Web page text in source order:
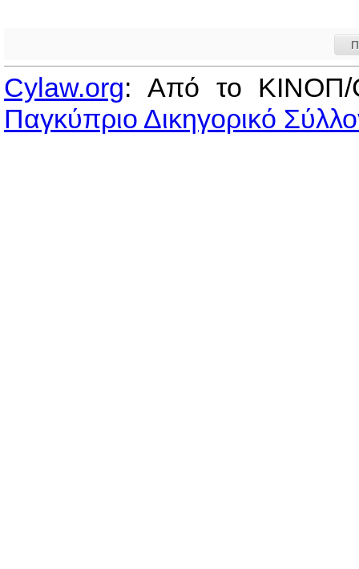
Cylaw.org: Από το
Παγκύπριο Δικηγορικό